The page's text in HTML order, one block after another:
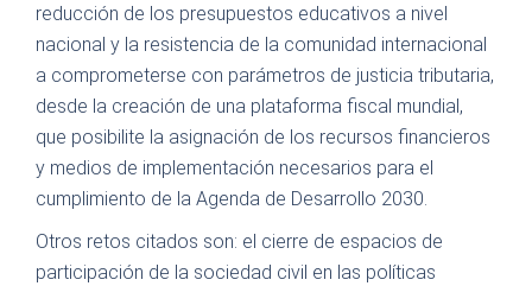
reducción de los presupuestos educativos a nivel
nacional y la resistencia de la comunidad internacional
a comprometerse con parámetros de justicia tributaria,
desde la creación de una plataforma fiscal mundial,
que posibilite la asignación de los recursos financieros
y medios de implementación necesarios para el
cumplimiento de la Agenda de Desarrollo 2030.
Otros retos citados son: el cierre de espacios de
participación de la sociedad civil en las políticas